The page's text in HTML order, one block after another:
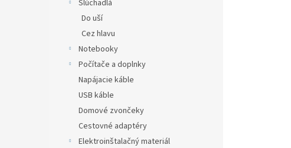
Slúchadlá
Do uší
Cez hlavu
Notebooky
Počítače a doplnky
Napájacie káble
USB káble
Domové zvončeky
Cestovné adaptéry
Elektroinštalačný materiál